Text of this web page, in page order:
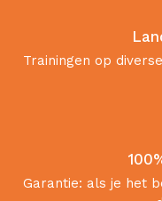
Trainingen op
Garantie: als je het